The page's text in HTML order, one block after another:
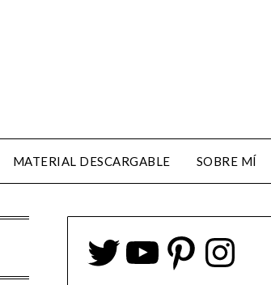
MATERIAL DESCARGABLE SOBRE MÍ